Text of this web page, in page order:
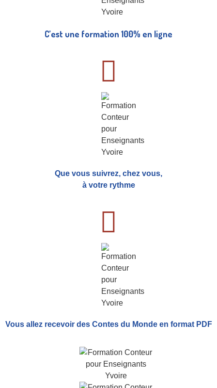
C’est une formation 100% en ligne
Que vous suivrez, chez vous,
à votre rythme
Vous allez recevoir des Contes du Monde en format PDF